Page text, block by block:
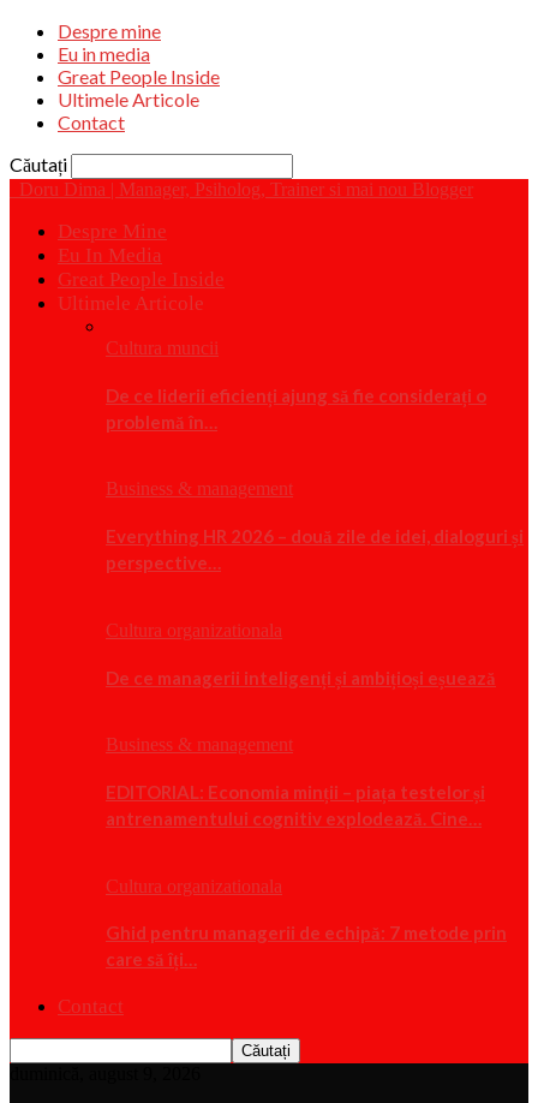
Despre mine
Eu in media
Great People Inside
Ultimele Articole
Contact
Căutați
Doru Dima | Manager, Psiholog, Trainer si mai nou Blogger
Despre Mine
Eu In Media
Great People Inside
Ultimele Articole
Cultura muncii
De ce liderii eficienți ajung să fie considerați o
problemă în…
Business & management
Everything HR 2026 – două zile de idei, dialoguri și
perspective…
Cultura organizationala
De ce managerii inteligenți și ambițioși eșuează
Business & management
EDITORIAL: Economia minții – piața testelor și
antrenamentului cognitiv explodează. Cine…
Cultura organizationala
Ghid pentru managerii de echipă: 7 metode prin
care să îți…
Contact